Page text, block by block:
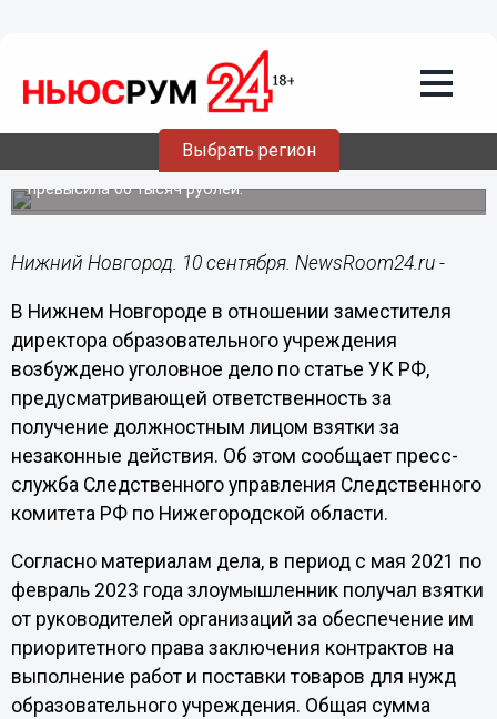
Выбрать регион
Заместителя директора
нижегородской школы обвиняют в
получении взяток
Общая сумма незаконно полученного вознаграждения
превысила 60 тысяч рублей.
Нижний Новгород. 10 сентября. NewsRoom24.ru -
В Нижнем Новгороде в отношении заместителя
директора образовательного учреждения
возбуждено уголовное дело по статье УК РФ,
предусматривающей ответственность за
получение должностным лицом взятки за
незаконные действия. Об этом сообщает пресс-
служба Следственного управления Следственного
комитета РФ по Нижегородской области.
Согласно материалам дела, в период с мая 2021 по
февраль 2023 года злоумышленник получал взятки
от руководителей организаций за обеспечение им
приоритетного права заключения контрактов на
выполнение работ и поставки товаров для нужд
образовательного учреждения. Общая сумма